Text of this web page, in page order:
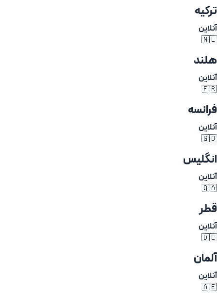
ترکیه
آنلاین
🇳🇱
هلند
آنلاین
🇫🇷
فرانسه
آنلاین
🇬🇧
انگلیس
آنلاین
🇶🇦
قطر
آنلاین
🇩🇪
آلمان
آنلاین
🇦🇪